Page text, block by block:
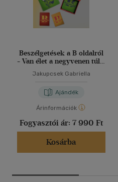
Beszélgetések a B oldalról
- Van élet a negyvenen túl -
Jakupcsek Gabriella
Ajándék
Árinformációk
Fogyasztói ár: 7 990 Ft
Kosárba